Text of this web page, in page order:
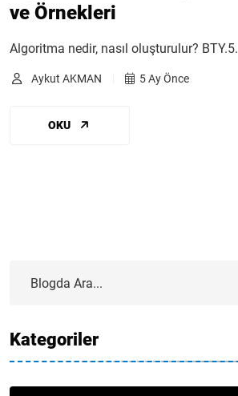
ve Örnekleri
Algoritma nedir, nasıl oluşturulur? BTY.5.
Aykut AKMAN 5 Ay Önce
OKU
Kategoriler